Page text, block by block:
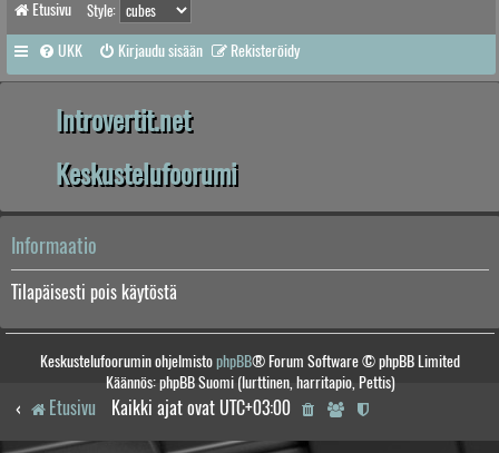
Etusivu Style:
UKK Kirjaudu sisään Rekisteröidy
Introvertit.net
Keskustelufoorumi
Informaatio
Tilapäisesti pois käytöstä
Keskustelufoorumin ohjelmistophpBB® Forum Software © phpBB Limited
Käännös: phpBB Suomi (lurttinen, harritapio, Pettis)
Etusivu Kaikki ajat ovat UTC+03:00